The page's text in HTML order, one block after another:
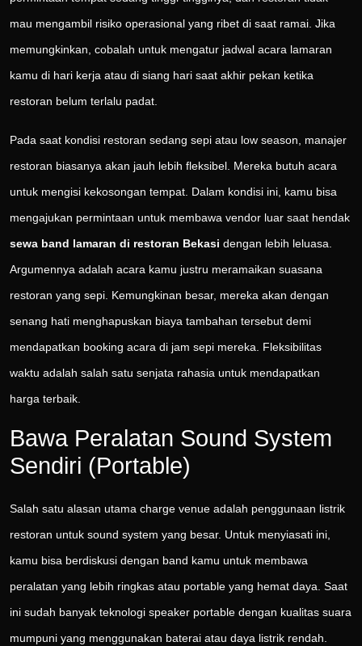
mau mengambil risiko operasional yang ribet di saat ramai. Jika
memungkinkan, cobalah untuk mengatur jadwal acara lamaran
kamu di hari kerja atau di siang hari saat akhir pekan ketika
restoran belum terlalu padat.
Pada saat kondisi restoran sedang sepi atau low season, manajer
restoran biasanya akan jauh lebih fleksibel. Mereka butuh acara
untuk mengisi kekosongan tempat. Dalam kondisi ini, kamu bisa
mengajukan permintaan untuk membawa vendor luar saat hendak
sewa band lamaran di restoran Bekasi dengan lebih leluasa.
Argumennya adalah acara kamu justru meramaikan suasana
restoran yang sepi. Kemungkinan besar, mereka akan dengan
senang hati menghapuskan biaya tambahan tersebut demi
mendapatkan booking acara di jam sepi mereka. Fleksibilitas
waktu adalah salah satu senjata rahasia untuk mendapatkan
harga terbaik.
Bawa Peralatan Sound System
Sendiri (Portable)
Salah satu alasan utama charge venue adalah penggunaan listrik
restoran untuk sound system yang besar. Untuk menyiasati ini,
kamu bisa berdiskusi dengan band kamu untuk membawa
peralatan yang lebih ringkas atau portable yang hemat daya. Saat
ini sudah banyak teknologi speaker portable dengan kualitas suara
mumpuni yang menggunakan baterai atau daya listrik rendah.